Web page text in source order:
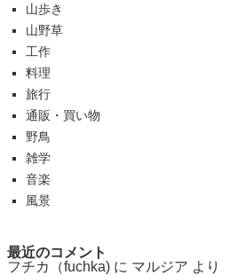
山歩き
山野草
工作
料理
旅行
通販・買い物
野鳥
雑学
音楽
風景
最近のコメント
フチカ（fuchka) に マルジア より